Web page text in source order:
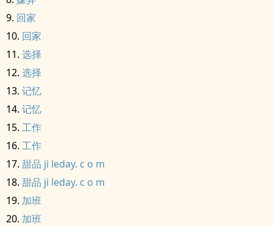
回家
回家
选择
选择
记忆
记忆
工作
工作
甜品 ji leday. c o m
甜品 ji leday. c o m
加班
加班